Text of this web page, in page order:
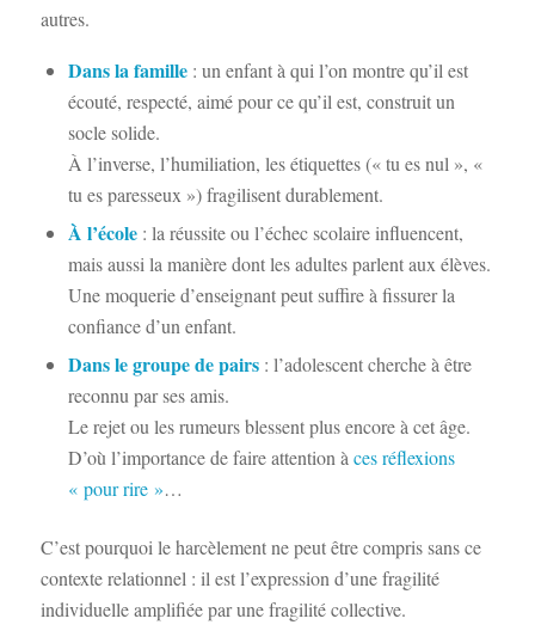
autres.
Dans la famille: un enfant à qui l’on montre qu’il est
écouté, respecté, aimé pour ce qu’il est, construit un
socle solide.
À l’inverse, l’humiliation, les étiquettes (« tu es nul », «
tu es paresseux ») fragilisent durablement.
À l’école: la réussite ou l’échec scolaire influencent,
mais aussi la manière dont les adultes parlent aux élèves.
Une moquerie d’enseignant peut suffire à fissurer la
confiance d’un enfant.
Dans le groupe de pairs: l’adolescent cherche à être
reconnu par ses amis.
Le rejet ou les rumeurs blessent plus encore à cet âge.
D’où l’importance de faire attention à ces réflexions
« pour rire »…
C’est pourquoi le harcèlement ne peut être compris sans ce
contexte relationnel : il est l’expression d’une fragilité
individuelle amplifiée par une fragilité collective.